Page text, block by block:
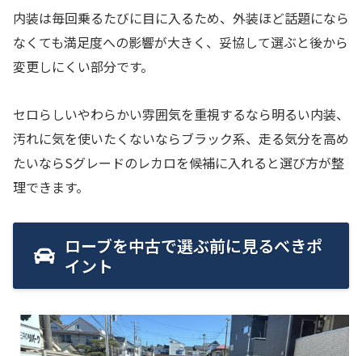
内装は毎回乗るたびに目に入るため、外装ほど話題になら
なくても満足度への影響が大きく、妥協して選ぶと後から
変更しにくい部分です。
セロらしいやわらかい雰囲気を重視するなら明るい内装、
汚れに気を使いたくないならブラック系、走る気分を高め
たいならSグレードのレカロを候補に入れると選び方が整
理できます。
ローブを中古で選ぶ前に見るべきポ
イント